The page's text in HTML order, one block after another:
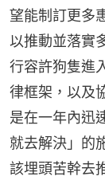
望能制訂更多
以推動並落實
行容許狗隻進
律框架，以及
是在一年內迅
就去解決」的
該埋頭苦幹去